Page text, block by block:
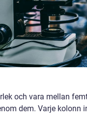
och vara mellan
dem. Varje